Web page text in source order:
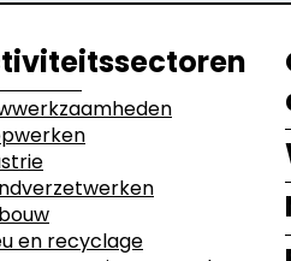
en recyclage